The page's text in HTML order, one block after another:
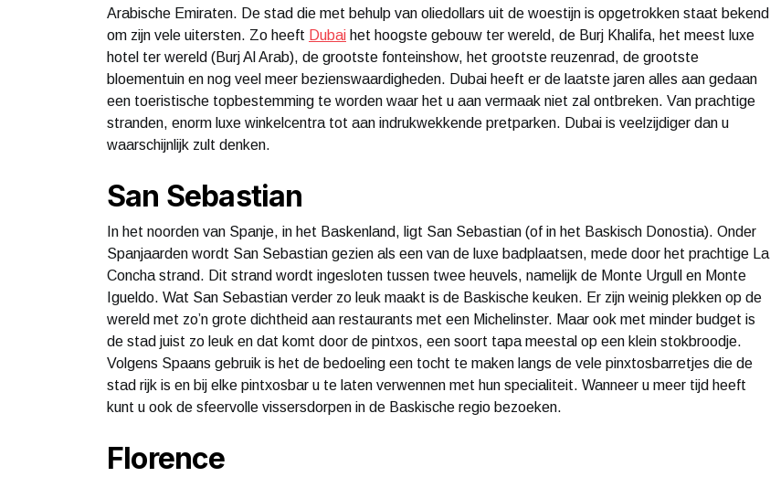
Arabische Emiraten. De stad die met behulp van oliedollars uit de woestijn is opgetrokken staat bekend
om zijn vele uitersten. Zo heeft Dubai het hoogste gebouw ter wereld, de Burj Khalifa, het meest luxe
hotel ter wereld (Burj Al Arab), de grootste fonteinshow, het grootste reuzenrad, de grootste
bloementuin en nog veel meer bezienswaardigheden. Dubai heeft er de laatste jaren alles aan gedaan
een toeristische topbestemming te worden waar het u aan vermaak niet zal ontbreken. Van prachtige
stranden, enorm luxe winkelcentra tot aan indrukwekkende pretparken. Dubai is veelzijdiger dan u
waarschijnlijk zult denken.
San Sebastian
In het noorden van Spanje, in het Baskenland, ligt San Sebastian (of in het Baskisch Donostia). Onder
Spanjaarden wordt San Sebastian gezien als een van de luxe badplaatsen, mede door het prachtige La
Concha strand. Dit strand wordt ingesloten tussen twee heuvels, namelijk de Monte Urgull en Monte
Igueldo. Wat San Sebastian verder zo leuk maakt is de Baskische keuken. Er zijn weinig plekken op de
wereld met zo’n grote dichtheid aan restaurants met een Michelinster. Maar ook met minder budget is
de stad juist zo leuk en dat komt door de pintxos, een soort tapa meestal op een klein stokbroodje.
Volgens Spaans gebruik is het de bedoeling een tocht te maken langs de vele pinxtosbarretjes die de
stad rijk is en bij elke pintxosbar u te laten verwennen met hun specialiteit. Wanneer u meer tijd heeft
kunt u ook de sfeervolle vissersdorpen in de Baskische regio bezoeken.
Florence